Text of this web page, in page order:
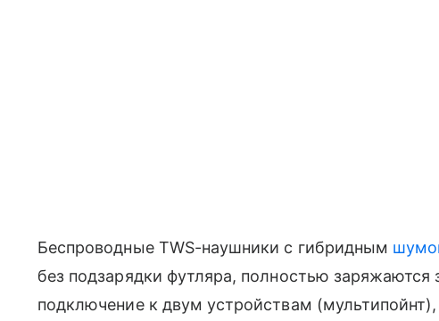
Беспроводные TWS-наушники с гибридным
без подзарядки футляра, полностью заряжаются
подключение к двум устройствам (мультипойнт),